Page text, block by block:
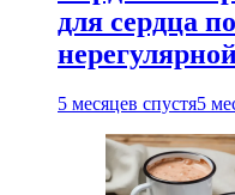
для сердца
5 месяцев спустя5